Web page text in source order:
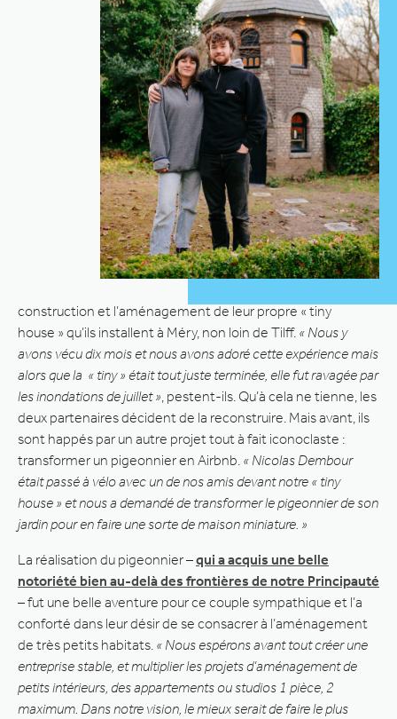
construction et l’aménagement de leur propre « tiny
house » qu’ils installent à Méry, non loin de Tilff. « Nous y
avons vécu dix mois et nous avons adoré cette expérience mais
alors que la « tiny » était tout juste terminée, elle fut ravagée par
les inondations de juillet » , pestent-ils. Qu’à cela ne tienne, les
deux partenaires décident de la reconstruire. Mais avant, ils
sont happés par un autre projet tout à fait iconoclaste :
transformer un pigeonnier en Airbnb. « Nicolas Dembour
était passé à vélo avec un de nos amis devant notre « tiny
house » et nous a demandé de transformer le pigeonnier de son
jardin pour en faire une sorte de maison miniature. »
La réalisation du pigeonnier –qui a acquis une belle
notoriété bien au-delà des frontières de notre Principauté
– fut une belle aventure pour ce couple sympathique et l’a
conforté dans leur désir de se consacrer à l’aménagement
de très petits habitats. « Nous espérons avant tout créer une
entreprise stable, et multiplier les projets d’aménagement de
petits intérieurs, des appartements ou studios 1 pièce, 2
maximum. Dans notre vision, le mieux serait de faire le plus